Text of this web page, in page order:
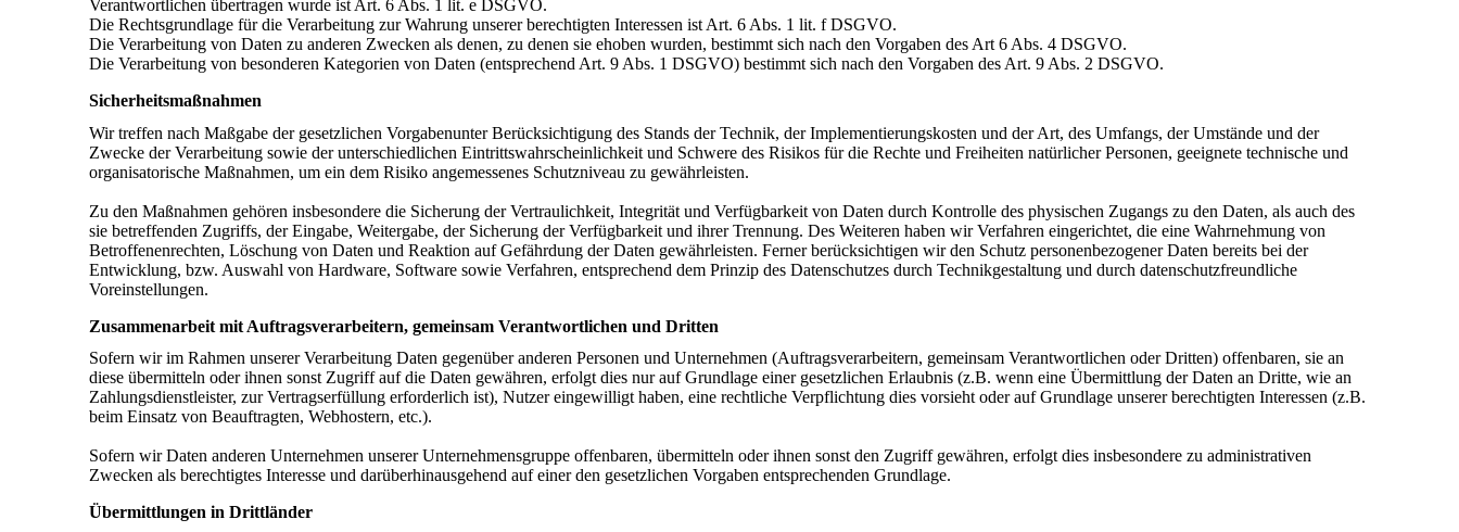
Verantwortlichen übertragen wurde ist Art. 6 Abs. 1 lit. e DSGVO.
Die Rechtsgrundlage für die Verarbeitung zur Wahrung unserer berechtigten Interessen ist Art. 6 Abs. 1 lit. f DSGVO.
Die Verarbeitung von Daten zu anderen Zwecken als denen, zu denen sie ehoben wurden, bestimmt sich nach den Vorgaben des Art 6 Abs. 4 DSGVO.
Die Verarbeitung von besonderen Kategorien von Daten (entsprechend Art. 9 Abs. 1 DSGVO) bestimmt sich nach den Vorgaben des Art. 9 Abs. 2 DSGVO.
Sicherheitsmaßnahmen
Wir treffen nach Maßgabe der gesetzlichen Vorgabenunter Berücksichtigung des Stands der Technik, der Implementierungskosten und der Art, des Umfangs, der Umstände und der
Zwecke der Verarbeitung sowie der unterschiedlichen Eintrittswahrscheinlichkeit und Schwere des Risikos für die Rechte und Freiheiten natürlicher Personen, geeignete technische und
organisatorische Maßnahmen, um ein dem Risiko angemessenes Schutzniveau zu gewährleisten.
Zu den Maßnahmen gehören insbesondere die Sicherung der Vertraulichkeit, Integrität und Verfügbarkeit von Daten durch Kontrolle des physischen Zugangs zu den Daten, als auch des
sie betreffenden Zugriffs, der Eingabe, Weitergabe, der Sicherung der Verfügbarkeit und ihrer Trennung. Des Weiteren haben wir Verfahren eingerichtet, die eine Wahrnehmung von
Betroffenenrechten, Löschung von Daten und Reaktion auf Gefährdung der Daten gewährleisten. Ferner berücksichtigen wir den Schutz personenbezogener Daten bereits bei der
Entwicklung, bzw. Auswahl von Hardware, Software sowie Verfahren, entsprechend dem Prinzip des Datenschutzes durch Technikgestaltung und durch datenschutzfreundliche
Voreinstellungen.
Zusammenarbeit mit Auftragsverarbeitern, gemeinsam Verantwortlichen und Dritten
Sofern wir im Rahmen unserer Verarbeitung Daten gegenüber anderen Personen und Unternehmen (Auftragsverarbeitern, gemeinsam Verantwortlichen oder Dritten) offenbaren, sie an
diese übermitteln oder ihnen sonst Zugriff auf die Daten gewähren, erfolgt dies nur auf Grundlage einer gesetzlichen Erlaubnis (z.B. wenn eine Übermittlung der Daten an Dritte, wie an
Zahlungsdienstleister, zur Vertragserfüllung erforderlich ist), Nutzer eingewilligt haben, eine rechtliche Verpflichtung dies vorsieht oder auf Grundlage unserer berechtigten Interessen (z.B.
beim Einsatz von Beauftragten, Webhostern, etc.).
Sofern wir Daten anderen Unternehmen unserer Unternehmensgruppe offenbaren, übermitteln oder ihnen sonst den Zugriff gewähren, erfolgt dies insbesondere zu administrativen
Zwecken als berechtigtes Interesse und darüberhinausgehend auf einer den gesetzlichen Vorgaben entsprechenden Grundlage.
Übermittlungen in Drittländer